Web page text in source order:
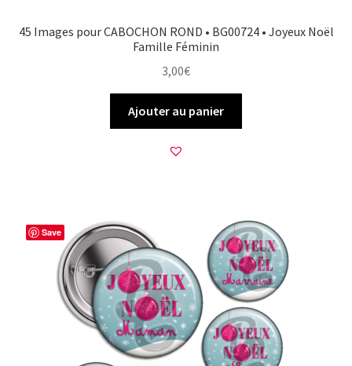
45 Images pour CABOCHON ROND • BG00724 • Joyeux Noël
Famille Féminin
3,00€
Ajouter au panier
Save